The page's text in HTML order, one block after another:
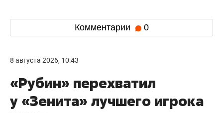
Комментарии 0
8 августа 2026, 10:43
«Рубин» перехватил
у «Зенита» лучшего игрока